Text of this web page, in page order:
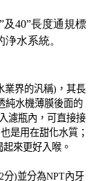
及40”長度通規標
水系統。
業界的汎稱) ，其長
純水機薄膜後面的
濾瓶內，可直接接
是用在甜化水質；
來更好入喉。
2分)並分為NPT內牙